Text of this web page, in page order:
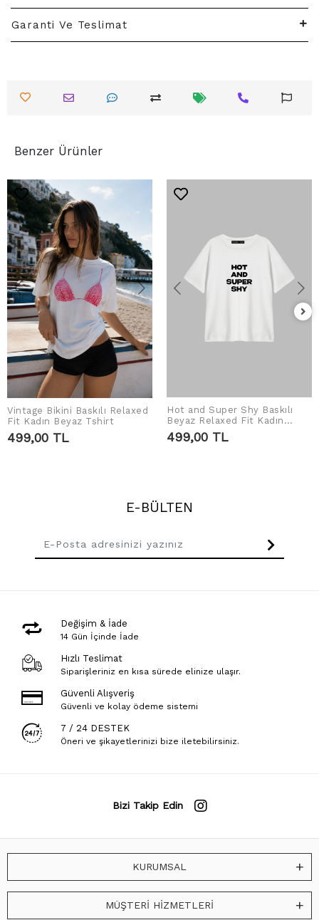
Garanti Ve Teslimat
Benzer Ürünler
SEPETE EKLE
Vintage Bikini Baskılı Relaxed
Fit Kadın Beyaz Tshirt
499,00 TL
SEPETE EKLE
Hot and Super Shy Baskılı
Beyaz Relaxed Fit Kadın
Tshirt
499,00 TL
E-BÜLTEN
Değişim & İade
14 Gün İçinde İade
Hızlı Teslimat
Siparişleriniz en kısa sürede elinize ulaşır.
Güvenli Alışveriş
Güvenli ve kolay ödeme sistemi
7 / 24 DESTEK
Öneri ve şikayetlerinizi bize iletebilirsiniz.
Bizi Takip Edin
KURUMSAL
MÜŞTERİ HİZMETLERİ